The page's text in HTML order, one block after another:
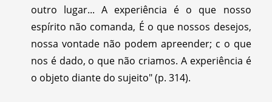
outro lugar... A experiência é o que nosso
espírito não comanda, É o que nossos desejos,
nossa vontade não podem apreender; c o que
nos é dado, o que não criamos. A experiência é
o objeto diante do sujeito" (p. 314).